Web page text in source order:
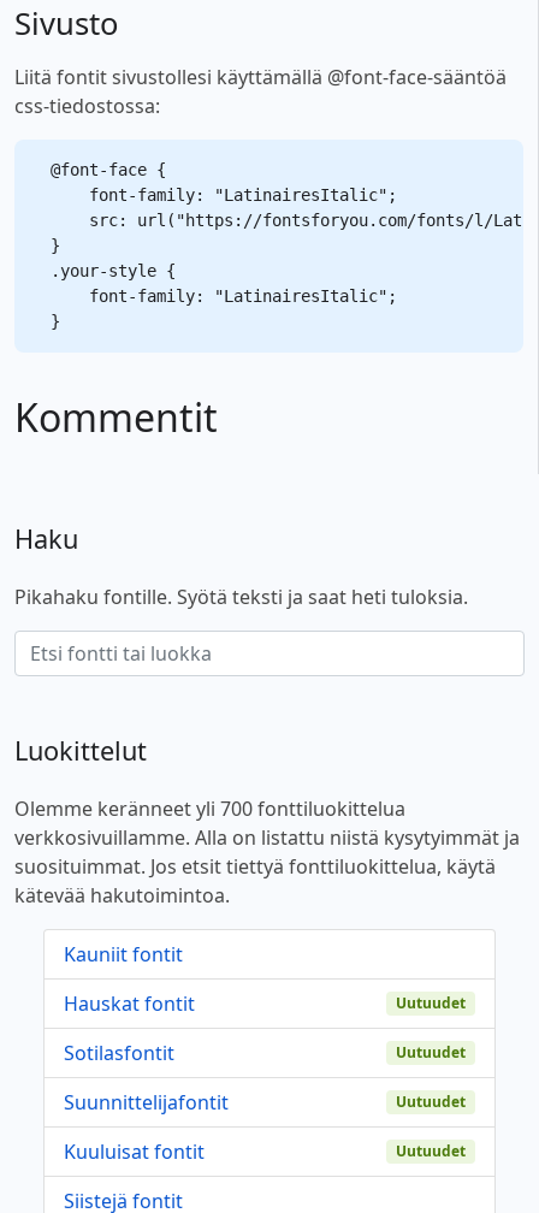
Sivusto
Liitä fontit sivustollesi käyttämällä @font-face-sääntöä
css-tiedostossa:
@font-face {
    font-family: "LatinairesItalic";
src: url("https://fontsforyou.com/fonts/l/
}
.your-style {
    font-family: "LatinairesItalic";
Kommentit
Haku
Pikahaku fontille. Syötä teksti ja saat heti tuloksia.
Luokittelut
Olemme keränneet yli 700 fonttiluokittelua
verkkosivuillamme. Alla on listattu niistä kysytyimmät ja
suosituimmat. Jos etsit tiettyä fonttiluokittelua, käytä
kätevää hakutoimintoa.
Kauniit fontit
Hauskat fontit
Uutuudet
Sotilasfontit Uutuudet
Suunnittelijafontit Uutuudet
Kuuluisat fontit Uutuudet
Siistejä fontit